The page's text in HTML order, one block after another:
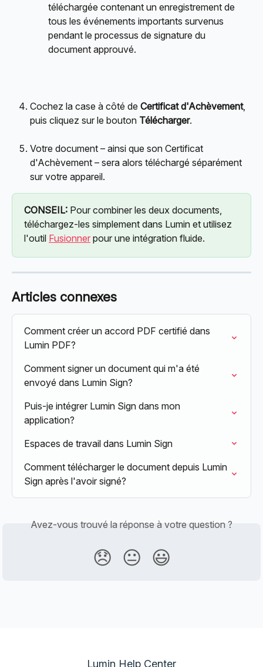
téléchargée contenant un enregistrement de
tous les événements importants survenus
pendant le processus de signature du
document approuvé.
Cochez la case à côté de Certificat d'Achèvement,
puis cliquez sur le bouton Télécharger.
Votre document – ainsi que son Certificat
d'Achèvement – sera alors téléchargé séparément
sur votre appareil.
CONSEIL: Pour combiner les deux documents,
téléchargez-les simplement dans Lumin et utilisez
l'outil Fusionner pour une intégration fluide.
Articles connexes
Comment créer un accord PDF certifié dans
Lumin PDF?
Comment signer un document qui m'a été
envoyé dans Lumin Sign?
Puis-je intégrer Lumin Sign dans mon
application?
Espaces de travail dans Lumin Sign
Comment télécharger le document depuis Lumin
Sign après l'avoir signé?
Avez-vous trouvé la réponse à votre question ?
😞 😐 😃
Lumin Help Center